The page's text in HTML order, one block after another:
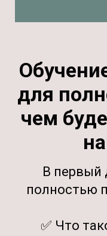
для
чем
В первый
полностью
✅ Что